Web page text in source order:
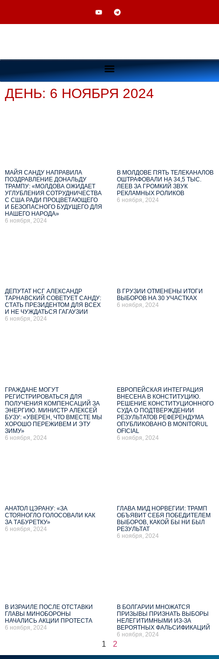
ДЕНЬ: 6 НОЯБРЯ 2024
МАЙЯ САНДУ НАПРАВИЛА
ПОЗДРАВЛЕНИЕ ДОНАЛЬДУ
ТРАМПУ: «МОЛДОВА ОЖИДАЕТ
УГЛУБЛЕНИЯ СОТРУДНИЧЕСТВА
С США РАДИ ПРОЦВЕТАЮЩЕГО
И БЕЗОПАСНОГО БУДУЩЕГО ДЛЯ
НАШЕГО НАРОДА»
6 ноября, 2024
В МОЛДОВЕ ПЯТЬ ТЕЛЕКАНАЛОВ
ОШТРАФОВАЛИ НА 34,5 ТЫС.
ЛЕЕВ ЗА ГРОМКИЙ ЗВУК
РЕКЛАМНЫХ РОЛИКОВ
6 ноября, 2024
ДЕПУТАТ НСГ АЛЕКСАНДР
ТАРНАВСКИЙ СОВЕТУЕТ САНДУ:
СТАТЬ ПРЕЗИДЕНТОМ ДЛЯ ВСЕХ
И НЕ ЧУЖДАТЬСЯ ГАГАУЗИИ
6 ноября, 2024
В ГРУЗИИ ОТМЕНЕНЫ ИТОГИ
ВЫБОРОВ НА 30 УЧАСТКАХ
6 ноября, 2024
ГРАЖДАНЕ МОГУТ
РЕГИСТРИРОВАТЬСЯ ДЛЯ
ПОЛУЧЕНИЯ КОМПЕНСАЦИЙ ЗА
ЭНЕРГИЮ. МИНИСТР АЛЕКСЕЙ
БУЗУ: «УВЕРЕН, ЧТО ВМЕСТЕ МЫ
ХОРОШО ПЕРЕЖИВЕМ И ЭТУ
ЗИМУ»
6 ноября, 2024
ЕВРОПЕЙСКАЯ ИНТЕГРАЦИЯ
ВНЕСЕНА В КОНСТИТУЦИЮ.
РЕШЕНИЕ КОНСТИТУЦИОННОГО
СУДА О ПОДТВЕРЖДЕНИИ
РЕЗУЛЬТАТОВ РЕФЕРЕНДУМА
ОПУБЛИКОВАНО В MONITORUL
OFICIAL
6 ноября, 2024
АНАТОЛ ЦЭРАНУ: «ЗА
СТОЯНОГЛО ГОЛОСОВАЛИ КАК
ЗА ТАБУРЕТКУ»
6 ноября, 2024
ГЛАВА МИД НОРВЕГИИ: ТРАМП
ОБЪЯВИТ СЕБЯ ПОБЕДИТЕЛЕМ
ВЫБОРОВ, КАКОЙ БЫ НИ БЫЛ
РЕЗУЛЬТАТ
6 ноября, 2024
В ИЗРАИЛЕ ПОСЛЕ ОТСТАВКИ
ГЛАВЫ МИНОБОРОНЫ
НАЧАЛИСЬ АКЦИИ ПРОТЕСТА
6 ноября, 2024
В БОЛГАРИИ МНОЖАТСЯ
ПРИЗЫВЫ ПРИЗНАТЬ ВЫБОРЫ
НЕЛЕГИТИМНЫМИ ИЗ-ЗА
ВЕРОЯТНЫХ ФАЛЬСИФИКАЦИЙ
6 ноября, 2024
1 2